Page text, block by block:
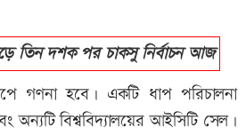
তিন দশক পর চাকসু নির্বাচন আজ
গণনা হবে। একটি ধাপ পরিচালনা
অন্যটি বিশ্ববিদ্যালয়ের আইসিটি সেল।